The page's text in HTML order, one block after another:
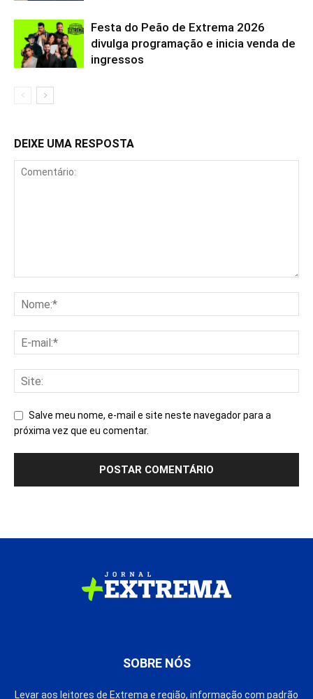
Festa do Peão de Extrema 2026
divulga programação e inicia venda de
ingressos
DEIXE UMA RESPOSTA
Salve meu nome, e-mail e site neste navegador para a
próxima vez que eu comentar.
SOBRE NÓS
Levar aos leitores de Extrema e região, informação com padrão